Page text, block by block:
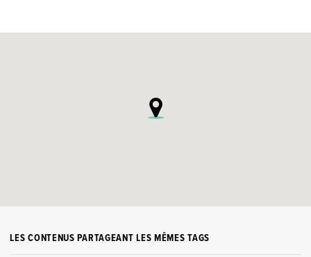
LES CONTENUS PARTAGEANT LES MÊMES TAGS